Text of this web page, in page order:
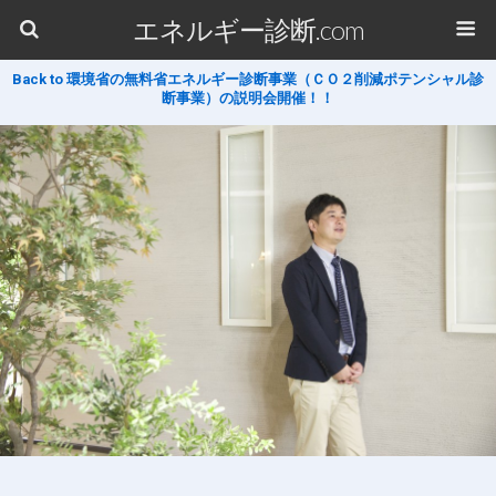
エネルギー診断.com
Back to 環境省の無料省エネルギー診断事業（ＣＯ２削減ポテンシャル診
断事業）の説明会開催！！